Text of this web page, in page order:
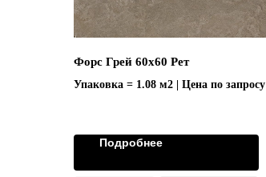
Форс Грей 60х60 Рет
Упаковка = 1.08 м2 | Цена по запросу
Подробнее